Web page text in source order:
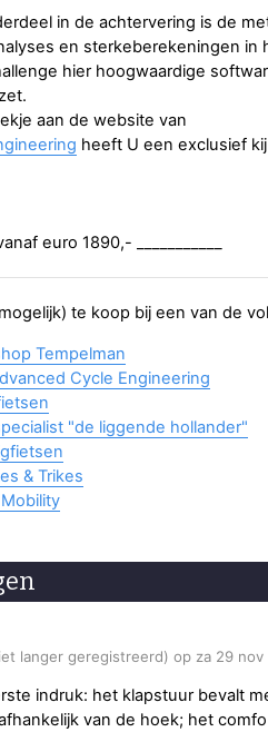
in de achtervering is de
en sterkeberekeningen
hier hoogwaardige
aan de website van
heeft U een exclusief
euro 1890,- ___________
te koop bij een van de
Tempelman
Cycle Engineering
"de liggende hollander"
& Trikes
langer geregistreerd) op za 29 nov
indruk: het klapstuur bevalt
van de hoek; het